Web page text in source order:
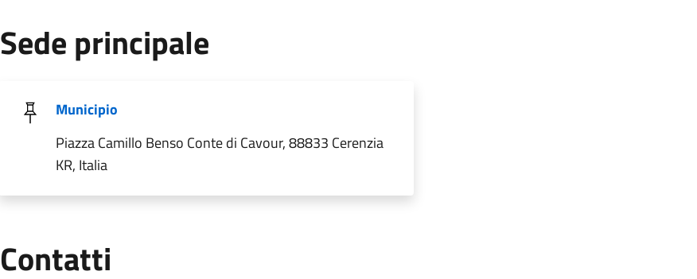
Sede principale
Municipio
Piazza Camillo Benso Conte di Cavour, 88833 Cerenzia
KR, Italia
Contatti